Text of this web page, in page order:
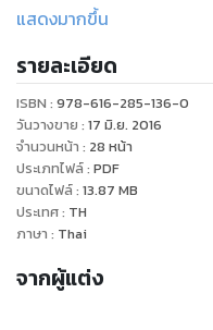
ก่อน เอ...มันเพราะอะไรกันนะ
แสดงมากขึ้น
รายละเอียด
ISBN : 978-616-285-136-0
วันวางขาย : 17 มิ.ย. 2016
จำนวนหน้า : 28 หน้า
ประเภทไฟล์: PDF
ขนาดไฟล์: 13.87 MB
ประเทศ: TH
ภาษา : Thai
จากผู้แต่ง